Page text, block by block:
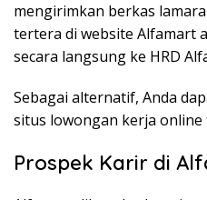
mengirimkan berkas
tertera di website Alfamart
secara langsung ke HRD
Sebagai alternatif, Anda
situs lowongan kerja online
Prospek Karir di